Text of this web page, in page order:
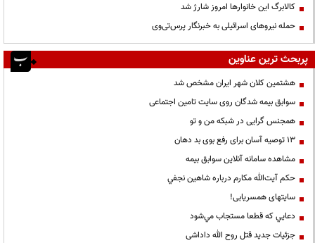
کالابرگ این خانوارها امروز شارژ شد
حمله نیروهای اسرائیلی به خبرنگار پرس‌تی‌وی
پربحث ترین عناوین
هشتمین کلان شهر ایران مشخص شد
سوابق بیمه شدگان روی سایت تامین اجتماعی
همجنس گرایی در شبکه من و تو
13 توصیه آسان برای رفع بوی بد دهان
مشاهده سامانه آنلاين سوابق بیمه
حكم آيت‌الله مكارم درباره شاهين نجفي
سایتهای همسریابی!
دعايي كه قطعا مستجاب مي‌شود
جزئیات جدید قتل روح الله داداشی